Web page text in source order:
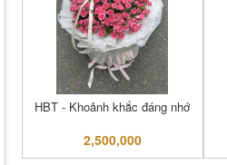
HBT - Khoảnh khắc đáng nhớ
2,500,000